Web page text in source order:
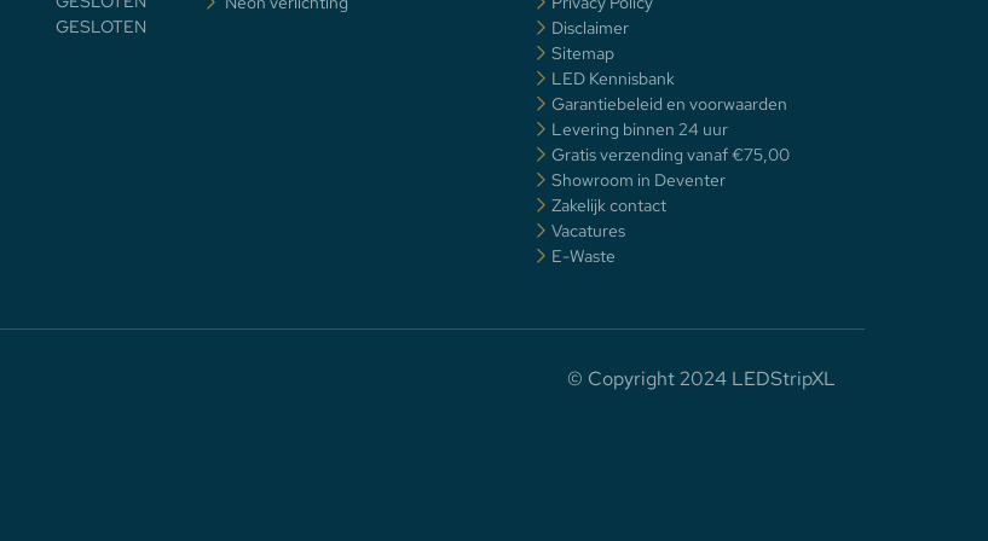
GESLOTEN
Disclaimer
Sitemap
LED Kennisbank
Garantiebeleid en voorwaarden
Levering binnen 24 uur
Gratis verzending vanaf €75,00
Showroom in Deventer
Zakelijk contact
Vacatures
E-Waste
© Copyright 2024 LEDStripXL